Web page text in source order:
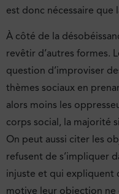
est donc nécessaire que
À côté de la
revêtir d’autres formes.
question d’improviser
thèmes sociaux en
alors moins les
corps social, la majorité
On peut aussi citer les
refusent de s’impliquer
injuste et qui expliquent
motive leur objection ne